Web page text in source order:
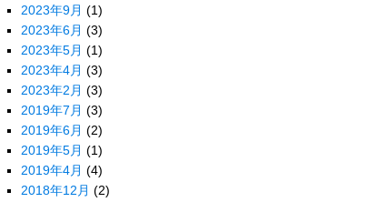
2023年9月 (1)
2023年6月 (3)
2023年5月 (1)
2023年4月 (3)
2023年2月 (3)
2019年7月 (3)
2019年6月 (2)
2019年5月 (1)
2019年4月 (4)
2018年12月 (2)